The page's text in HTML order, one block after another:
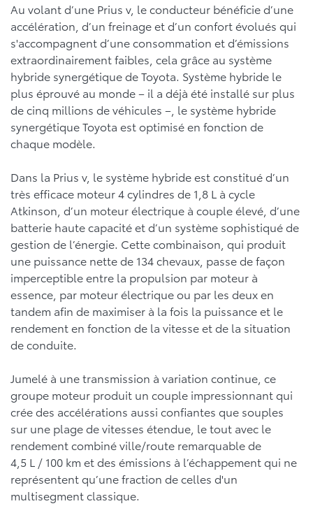
Au volant d’une Prius v, le conducteur bénéficie d’une
accélération, d’un freinage et d’un confort évolués qui
s'accompagnent d’une consommation et d’émissions
extraordinairement faibles, cela grâce au système
hybride synergétique de Toyota. Système hybride le
plus éprouvé au monde – il a déjà été installé sur plus
de cinq millions de véhicules –, le système hybride
synergétique Toyota est optimisé en fonction de
chaque modèle.
Dans la Prius v, le système hybride est constitué d’un
très efficace moteur 4 cylindres de 1,8 L à cycle
Atkinson, d’un moteur électrique à couple élevé, d’une
batterie haute capacité et d’un système sophistiqué de
gestion de l’énergie. Cette combinaison, qui produit
une puissance nette de 134 chevaux, passe de façon
imperceptible entre la propulsion par moteur à
essence, par moteur électrique ou par les deux en
tandem afin de maximiser à la fois la puissance et le
rendement en fonction de la vitesse et de la situation
de conduite.
Jumelé à une transmission à variation continue, ce
groupe moteur produit un couple impressionnant qui
crée des accélérations aussi confiantes que souples
sur une plage de vitesses étendue, le tout avec le
rendement combiné ville/route remarquable de
4,5 L / 100 km et des émissions à l’échappement qui ne
représentent qu’une fraction de celles d'un
multisegment classique.